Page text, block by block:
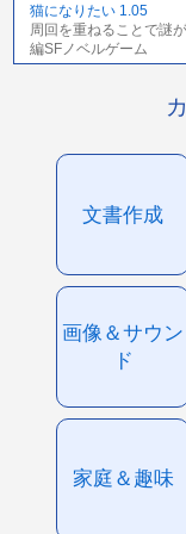
猫になりたい 1.05
周回を重ねることで謎
編SFノベルゲーム
文書作成
画像＆サウン
ド
家庭＆趣味